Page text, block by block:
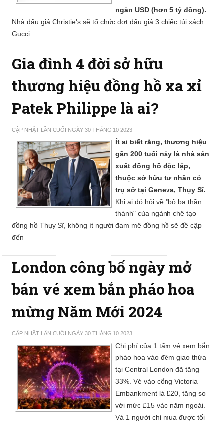
ngàn USD (hơn 5 tỷ đồng).
Nhà đấu giá Christie's sẽ tổ chức đợt đấu giá 3 chiếc túi xách
Gucci
Gia đình 4 đời sở hữu
thương hiệu đồng hồ xa xỉ
Patek Philippe là ai?
CẬP NHẬT LẦN CUỐI NGÀY 30 THÁNG 10 2023
Ít ai biết rằng, thương hiệu
gần 200 tuổi này là nhà sản
xuất đồng hồ độc lập,
thuộc sở hữu tư nhân có
trụ sở tại Geneva, Thụy Sĩ.
Khi ai đó hỏi về "bộ ba thần
thánh" của ngành chế tạo
đồng hồ Thụy Sĩ, không ít người đam mê đồng hồ sẽ đề cập
đến
London công bố ngày mở
bán vé xem bắn pháo hoa
mừng Năm Mới 2024
CẬP NHẬT LẦN CUỐI NGÀY 30 THÁNG 10 2023
Chi phí của 1 tấm vé xem bắn
pháo hoa vào đêm giao thừa
tại Central London đã tăng
33%. Vé vào cổng Victoria
Embankment là £20, tăng so
với mức £15 vào năm ngoái.
Và 1 người chỉ mua được tối